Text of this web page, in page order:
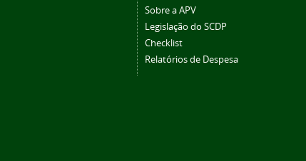
Sobre a APV
Legislação do SCDP
Checklist
Relatórios de Despesa